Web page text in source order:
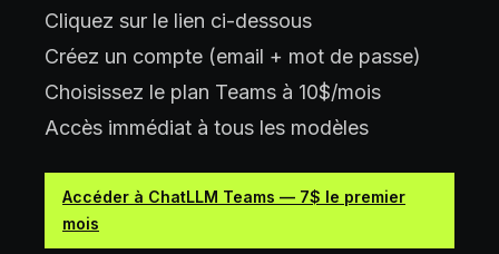
Cliquez sur le lien ci-dessous
Créez un compte (email + mot de passe)
Choisissez le plan Teams à 10$/mois
Accès immédiat à tous les modèles
Accéder à ChatLLM Teams — 7$ le premier
mois